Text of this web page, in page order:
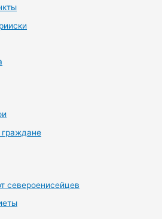
североенисейцев